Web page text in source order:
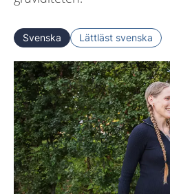
Svenska Lättläst svenska